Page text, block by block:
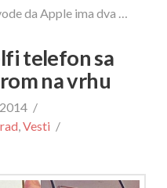
da Apple ima dva …
telefon sa
na vrhu
,Vesti